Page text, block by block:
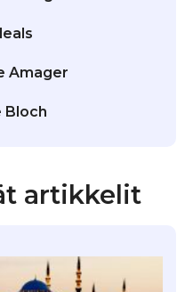
Amager
artikkelit